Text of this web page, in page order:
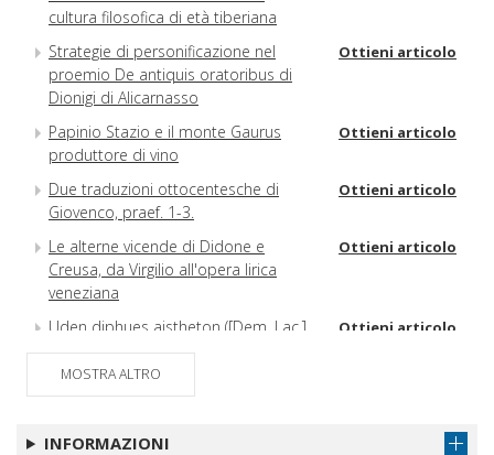
cultura filosofica di età tiberiana
Strategie di personificazione nel
proemio De antiquis oratoribus di
Dionigi di Alicarnasso
Ottieni articolo
Papinio Stazio e il monte Gaurus
produttore di vino
Ottieni articolo
Due traduzioni ottocentesche di
Giovenco, praef. 1-3.
Ottieni articolo
Le alterne vicende di Didone e
Creusa, da Virgilio all'opera lirica
veneziana
Ottieni articolo
Uden diphues aistheton ([Dem. Lac.]
[De forma dei] Pherc. 1055, col. XXII
9-10 Santoro)
Ottieni articolo
MOSTRA ALTRO
INFORMAZIONI